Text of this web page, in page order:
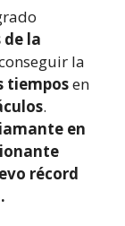
de la
la
tiemposen
.
en
récord